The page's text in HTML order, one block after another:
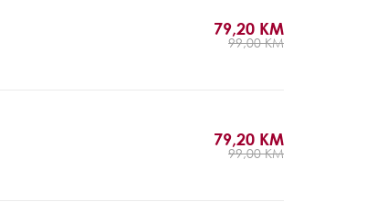
79,20 KM
99,00 KM
79,20 KM
99,00 KM